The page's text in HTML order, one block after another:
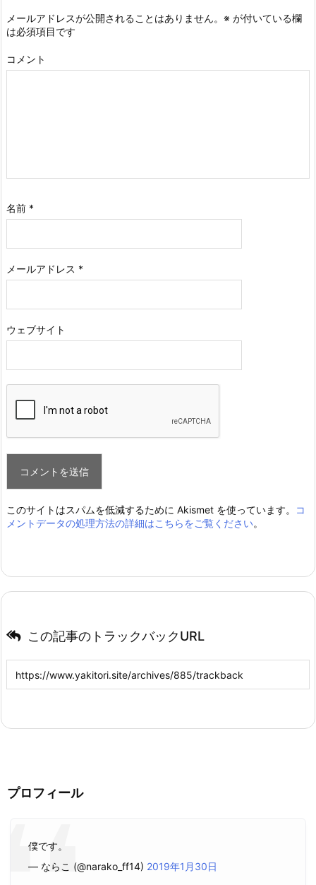
メールアドレスが公開されることはありません。 ※ が付いている欄
は必須項目です
コメント
名前 *
メールアドレス *
ウェブサイト
このサイトはスパムを低減するために Akismet を使っています。
コ
メントデータの処理方法の詳細はこちらをご覧ください。
この記事のトラックバックURL
プロフィール
僕です。
— ならこ (@narako_ff14) 2019年1月30日